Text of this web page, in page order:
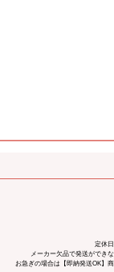
定休
メーカー欠品で発送ができ
お急ぎの場合は【即納発送OK】